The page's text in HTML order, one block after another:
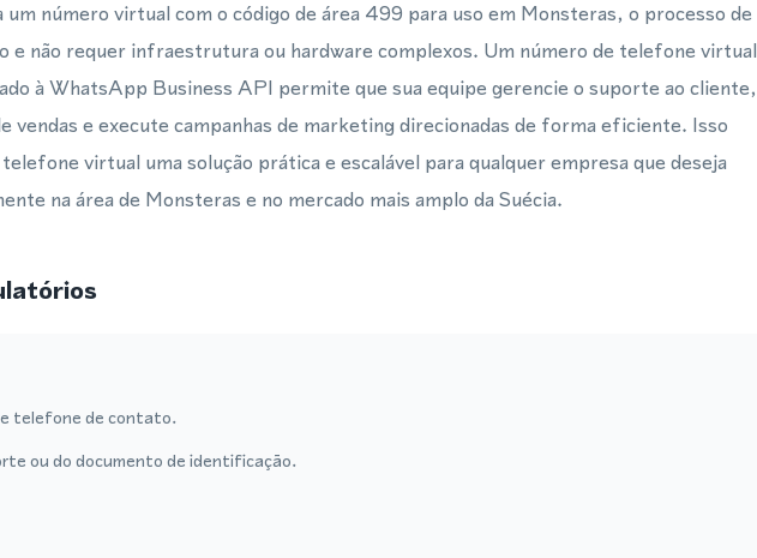
um número virtual com o código de área 499 para uso em Monsteras, o processo de
e não requer infraestrutura ou hardware complexos. Um número de telefone virtual
à WhatsApp Business API permite que sua equipe gerencie o suporte ao cliente,
vendas e execute campanhas de marketing direcionadas de forma eficiente. Isso
virtual uma solução prática e escalável para qualquer empresa que deseja
na área de Monsteras e no mercado mais amplo da Suécia.
telefone de contato.
ou do documento de identificação.